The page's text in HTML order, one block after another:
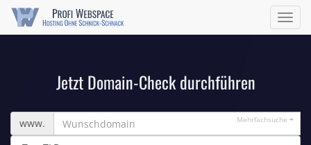
ein/
Jetzt Domain-Check durchführen
Wunschdomain
www. Mehrfachsuche